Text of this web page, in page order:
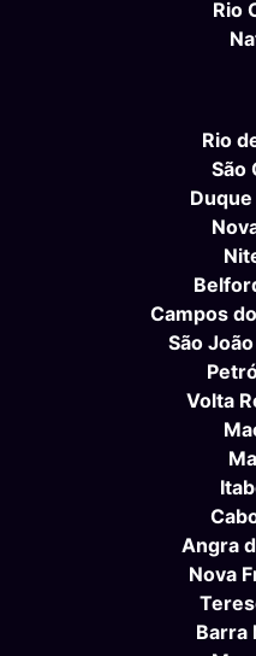
Rio
Rio
São
Campos
São
Volta
Angra
Nova
Barra